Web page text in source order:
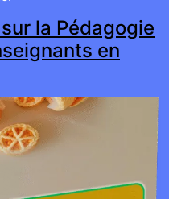
la Pédagogie
en